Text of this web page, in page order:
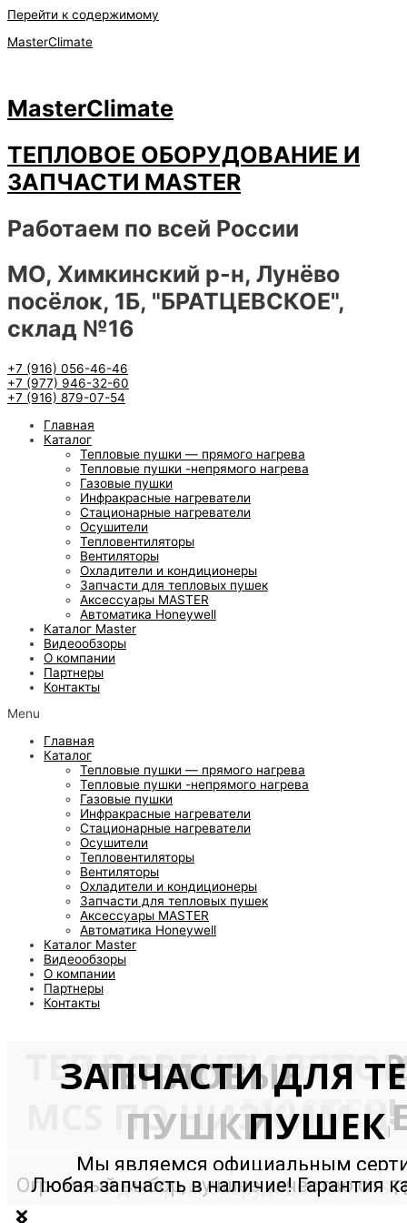
Перейти к содержимому
MasterClimate
MasterClimate
ТЕПЛОВОЕ ОБОРУДОВАНИЕ И
ЗАПЧАСТИ MASTER
Работаем по всей России
МО, Химкинский р-н, Лунёво
посёлок, 1Б, "БРАТЦЕВСКОЕ",
склад №16
+7 (916) 056-46-46
+7 (977) 946-32-60
+7 (916) 879-07-54
Главная
Каталог
Тепловые пушки — прямого нагрева
Тепловые пушки -непрямого нагрева
Газовые пушки
Инфракрасные нагреватели
Стационарные нагреватели
Осушители
Тепловентиляторы
Вентиляторы
Охладители и кондиционеры
Запчасти для тепловых пушек
Аксессуары MASTER
Автоматика Honeywell
Каталог Master
Видеообзоры
О компании
Партнеры
Контакты
Menu
Главная
Каталог
Тепловые пушки — прямого нагрева
Тепловые пушки -непрямого нагрева
Газовые пушки
Инфракрасные нагреватели
Стационарные нагреватели
Осушители
Тепловентиляторы
Вентиляторы
Охладители и кондиционеры
Запчасти для тепловых пушек
Аксессуары MASTER
Автоматика Honeywell
Каталог Master
Видеообзоры
О компании
Партнеры
Контакты
ТЕПЛОВОЕ
MASTER!
Мы являемся официальным
дилером оборудования
MCS ПО НИЗКИМ
ТЕПЛОВЫЕ
ПУШКИ
Огромный выбор, лучшее качество от
ЗАПЧАСТИ ДЛЯ
ПУШЕК
Любая запчасть в наличие! Гарантия